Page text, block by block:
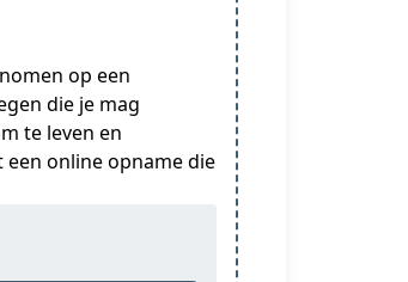
op een
die je mag
te leven en
online opname die